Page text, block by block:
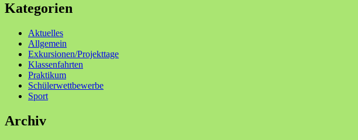
Kategorien
Aktuelles
Allgemein
Exkursionen/Projekttage
Klassenfahrten
Praktikum
Schülerwettbewerbe
Sport
Archiv